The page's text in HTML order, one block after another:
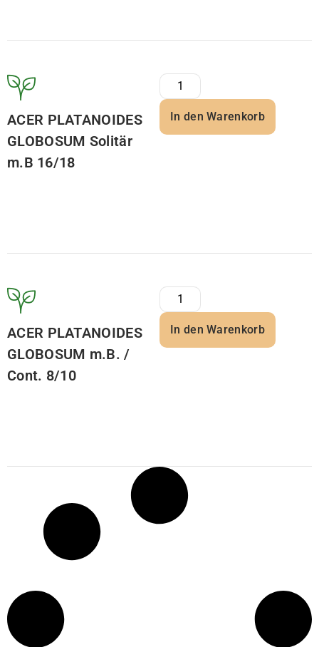
ACER PLATANOIDES
GLOBOSUM Solitär
m.B 16/18
In den Warenkorb
ACER PLATANOIDES
GLOBOSUM m.B. /
Cont. 8/10
In den Warenkorb